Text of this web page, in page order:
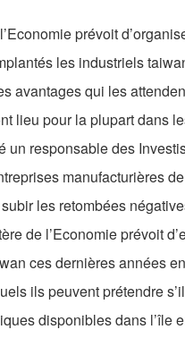
prévoit
les industriels
avantages qui les
lieu pour la plupart dans
un responsable des
manufacturières
les retombées
de l’Economie prévoit
ces dernières années
ils peuvent prétendre
disponibles dans l’île